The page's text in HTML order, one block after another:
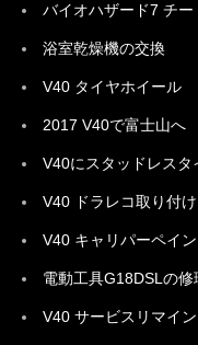
バイオハザード7 チー
浴室乾燥機の交換
V40 タイヤホイール
2017 V40で富士山へ
V40にスタッドレスタ
V40 ドラレコ取り付け
V40 キャリパーペイン
電動工具G18DSLの修
V40 サービスリマイ